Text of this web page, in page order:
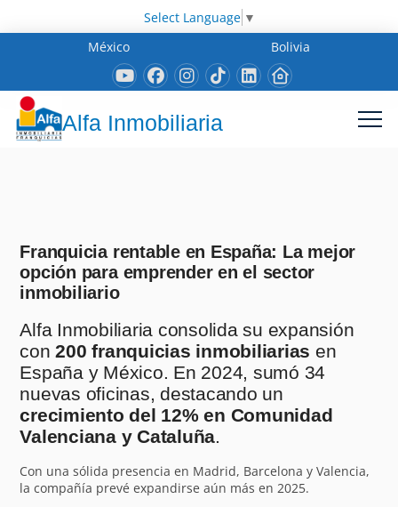
Select Language ▼
México
Bolivia
Alfa Inmobiliaria
Franquicia rentable en España: La mejor
opción para emprender en el sector
inmobiliario
Alfa Inmobiliaria consolida su expansión
con200 franquicias inmobiliarias en
España y México. En 2024, sumó 34
nuevas oficinas, destacando un
crecimiento del 12% en Comunidad
Valenciana y Cataluña.
Con una sólida presencia en Madrid, Barcelona y Valencia,
la compañía prevé expandirse aún más en 2025.